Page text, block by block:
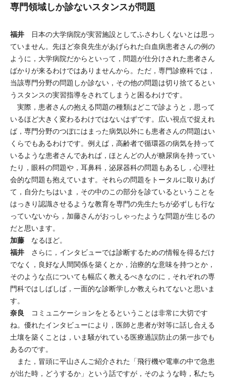
専門領域しか診ないスタンスが問題
福井 日本の大学病院が実習施設としてふさわしくないとは思っ
ていません。先ほど奈良先生があげられた白血病患者さんの例の
ように，大学病院だからといって，問題が仕分けされた患者さん
ばかりが来るわけではありませんから。ただ，専門診療科では，
当該専門分野の問題しか診ない，その他の問題は切り捨てるとい
うスタンスの実習指導をされてしまうと困るわけです。
実際，患者さんの抱える問題の種類はどこで診ようと，思って
いるほど大きく変わるわけではないはずです。広い視点で捉えれ
ば，専門分野のつぼにはまった病気以外にも患者さんの問題はい
くらでもあるわけです。例えば，高齢者で循環器の病気を持って
いるような患者さんであれば，ほとんどの人が糖尿病を持ってい
たり，眼科の問題や，耳鼻科，泌尿器科の問題もあるし，心理社
会的な問題も抱えています。それらの問題をトータルに取りあげ
て，自分たちはいま，その中のこの部分を診ているということを
はっきり認識させるような教育を専門の先生たちが必ずしも行な
っていないから，加藤さんがおっしゃったような問題が生じるの
だと思います。
加藤 なるほど。
福井 さらに，インタビューでは診断するための情報を得るだけ
でなく，良好な人間関係を築くとか，治療的な意味を持つとか，
そのような点についても幅広く教えるべきなのに，それぞれの専
門科ではしばしば，一面的な診断学しか教えられてないと思いま
す。
奈良 コミュニケーションをとるということは非常に大切です
ね。優れたインタビューにより，医師と患者が対等に話し合える
土壤を築くことは，いま騒がれている医療過誤防止の第一歩でも
あるのです。
また，冒頭に平山さんご紹介された「飛行機や電車の中で急患
が出た時，どうするか」という話ですが，そのような時，私たち